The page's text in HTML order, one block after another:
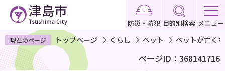
ペ
ー
ジ
防災・防犯 目的別検索 メニュー
現在のページ トップページ くらし ペット ペットが亡く
ページID：368141716